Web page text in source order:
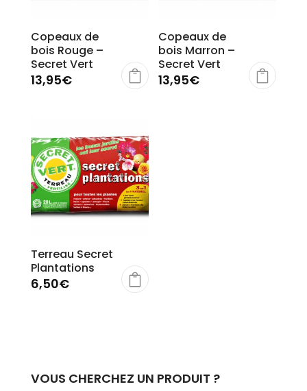
Copeaux de
bois Rouge –
Secret Vert
13,95€
Copeaux de
bois Marron –
Secret Vert
13,95€
Terreau Secret
Plantations
6,50€
VOUS CHERCHEZ UN PRODUIT ?